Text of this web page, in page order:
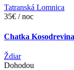
Tatranská Lomnica
35€ / noc
Chatka Kosodrevina
Ždiar
Dohodou